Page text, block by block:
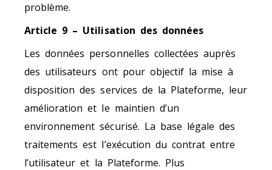
problème.
Article 9 – Utilisation des données
Les données personnelles collectées auprès
des utilisateurs ont pour objectif la mise à
disposition des services de la Plateforme, leur
amélioration et le maintien d’un
environnement sécurisé. La base légale des
traitements est l’exécution du contrat entre
l’utilisateur et la Plateforme. Plus